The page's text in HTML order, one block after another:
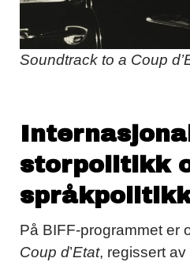
Soundtrack to a Coup
Internasjonal
storpolitikk
På BIFF-programmet er
Coup d’Etat, regissert